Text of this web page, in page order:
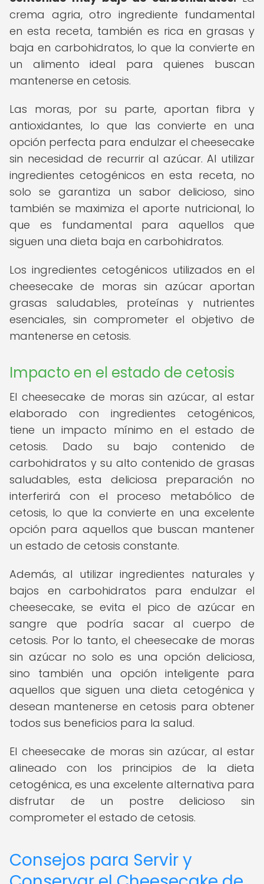
crema agria, otro ingrediente fundamental
en esta receta, también es rica en grasas y
baja en carbohidratos, lo que la convierte en
un alimento ideal para quienes buscan
mantenerse en cetosis.
Las moras, por su parte, aportan fibra y
antioxidantes, lo que las convierte en una
opción perfecta para endulzar el cheesecake
sin necesidad de recurrir al azúcar. Al utilizar
ingredientes cetogénicos en esta receta, no
solo se garantiza un sabor delicioso, sino
también se maximiza el aporte nutricional, lo
que es fundamental para aquellos que
siguen una dieta baja en carbohidratos.
Los ingredientes cetogénicos utilizados en el
cheesecake de moras sin azúcar aportan
grasas saludables, proteínas y nutrientes
esenciales, sin comprometer el objetivo de
mantenerse en cetosis.
Impacto en el estado de cetosis
El cheesecake de moras sin azúcar, al estar
elaborado con ingredientes cetogénicos,
tiene un impacto mínimo en el estado de
cetosis. Dado su bajo contenido de
carbohidratos y su alto contenido de grasas
saludables, esta deliciosa preparación no
interferirá con el proceso metabólico de
cetosis, lo que la convierte en una excelente
opción para aquellos que buscan mantener
un estado de cetosis constante.
Además, al utilizar ingredientes naturales y
bajos en carbohidratos para endulzar el
cheesecake, se evita el pico de azúcar en
sangre que podría sacar al cuerpo de
cetosis. Por lo tanto, el cheesecake de moras
sin azúcar no solo es una opción deliciosa,
sino también una opción inteligente para
aquellos que siguen una dieta cetogénica y
desean mantenerse en cetosis para obtener
todos sus beneficios para la salud.
El cheesecake de moras sin azúcar, al estar
alineado con los principios de la dieta
cetogénica, es una excelente alternativa para
disfrutar de un postre delicioso sin
comprometer el estado de cetosis.
Consejos para Servir y